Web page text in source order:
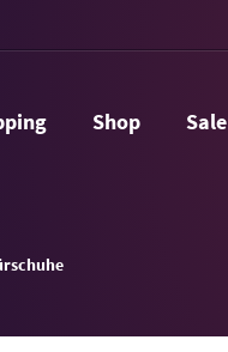
Shop Sale